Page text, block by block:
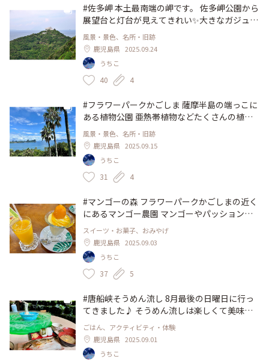
#大隅半島
#佐多岬 本土最南端の岬です。 佐多岬公園から
展望台と灯台が見えてきれい✨️大きなガジュマ
ルの木もあります。 佐多岬展望台まではここ
から歩いて行きます。まあまあ歩きます。歩き
やすい靴で行きましょう。 観光案内所では、
日本本土四極証明書の一つが貰えます。あと3
つ集めたいなぁ♪ #ことりっぷと一緒 #ことり
大隅半島
風景・景色、名所・旧跡
鹿児島県 2025.09.24
うちこ
40 4
#フラワーパークかごしま 薩摩半島の端っこに
ある植物公園 亜熱帯植物などたくさんの植物
が楽しめます。 展望回廊からは錦江湾を一望
でき、開聞岳や大隅半島まで見渡せます。 世
界最大の花「ショクダイオオコンニャク」の植
え替えが行われていました。（写真3枚目）こ
の大きさで芽だそう(ﾟﾛﾟ)もっともっと大きく
風景・景色、名所・旧跡
鹿児島県 2025.09.15
うちこ
31 4
#マンゴーの森 フラワーパークかごしまの近く
にあるマンゴー農園 マンゴーやパッションフ
ルーツ、お土産などがたくさんあり、カフェも
併設されています。 写真はマンゴーサンデー
とマンゴージュース 濃厚で美味しい♪小さな
マンゴーが丸々1個乗っかってます。 パフェも
美味しいですが、購入したマンゴーをその場で
そっちにしようかな(^^) #ゆるり夏時間 #鹿児
島 #指宿 #マンゴー #パフェ
スイーツ・お菓子、おみやげ
鹿児島県 2025.09.03
うちこ
37 5
#唐船峡そうめん流し 8月最後の日曜日に行っ
てきました♪ そうめん流しは楽しくて美味し
い(^^)ペロリと食べ終わりました(^o^) B定食
のマスの塩焼きと鯉こく、おにぎりもお気に入
り♪ #ゆるり夏時間 #鹿児島 #指宿 #唐船峡 #そ
うめん流し
ごはん、アクティビティ・体験
鹿児島県 2025.09.01
うちこ